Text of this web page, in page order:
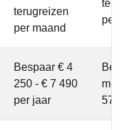
terugreizen
per maand
per
Bespaar € 4
250 - € 7 490
per jaar
570